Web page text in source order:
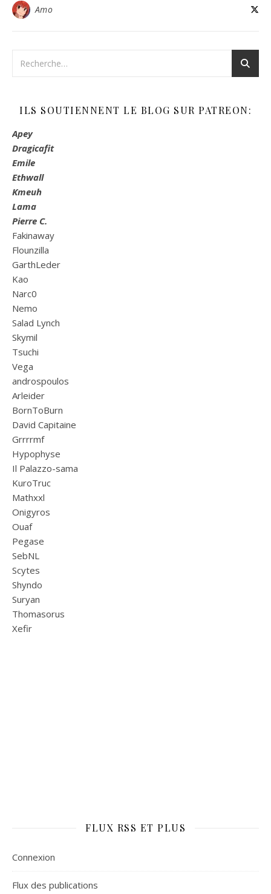
Amo
ILS SOUTIENNENT LE BLOG SUR PATREON:
Apey
Dragicafit
Emile
Ethwall
Kmeuh
Lama
Pierre C.
Fakinaway
Flounzilla
GarthLeder
Kao
Narc0
Nemo
Salad Lynch
Skymil
Tsuchi
Vega
androspoulos
Arleider
BornToBurn
David Capitaine
Grrrrmf
Hypophyse
Il Palazzo-sama
KuroTruc
Mathxxl
Onigyros
Ouaf
Pegase
SebNL
Scytes
Shyndo
Suryan
Thomasorus
Xefir
FLUX RSS ET PLUS
Connexion
Flux des publications